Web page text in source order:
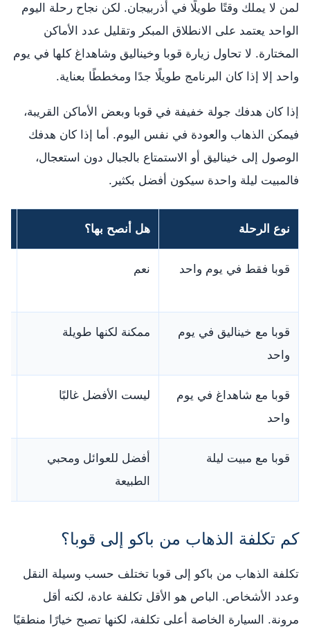
لمن لا يملك وقتًا طويلًا في أذربيجان. لكن نجاح رحلة اليوم
الواحد يعتمد على الانطلاق المبكر وتقليل عدد الأماكن
المختارة. لا تحاول زيارة قوبا وخيناليق وشاهداغ كلها في يوم
واحد إلا إذا كان البرنامج طويلًا جدًا ومخططًا بعناية.
إذا كان هدفك جولة خفيفة في قوبا وبعض الأماكن القريبة،
فيمكن الذهاب والعودة في نفس اليوم. أما إذا كان هدفك
الوصول إلى خيناليق أو الاستمتاع بالجبال دون استعجال،
فالمبيت ليلة واحدة سيكون أفضل بكثير.
نوع الرحلة هل أنصح بها؟
قوبا فقط في يوم واحد نعم
قوبا مع خيناليق في يوم
واحد
ممكنة لكنها طويلة
قوبا مع شاهداغ في يوم
واحد
ليست الأفضل غالبًا
قوبا مع مبيت ليلة
أفضل للعوائل ومحبي
الطبيعة
كم تكلفة الذهاب من باكو إلى قوبا؟
تكلفة الذهاب من باكو إلى قوبا تختلف حسب وسيلة النقل
وعدد الأشخاص. الباص هو الأقل تكلفة عادة، لكنه أقل
مرونة. السيارة الخاصة أعلى تكلفة، لكنها تصبح خيارًا منطقيًا